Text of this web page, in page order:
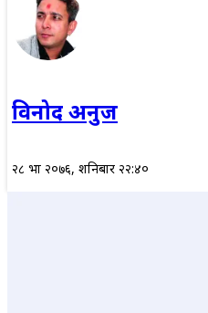
विनोद अनुज
२८ भाद्र २०७६, शनिबार २२:४०